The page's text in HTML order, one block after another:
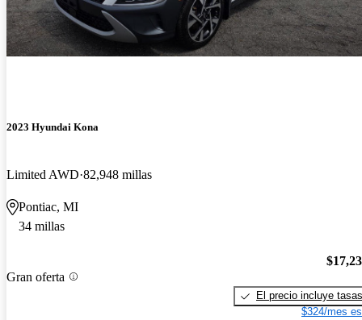
2023 Hyundai Kona
Limited AWD 82,948 millas
Pontiac, MI
34 millas
Gran oferta
El precio incluye tasas
$324/mes